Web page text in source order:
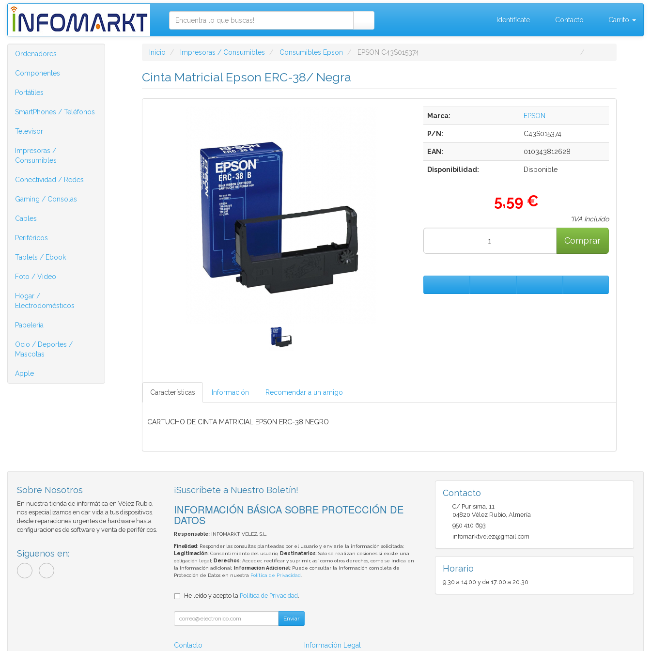
Identifícate Contacto Carrito
Ordenadores
Componentes
Portátiles
SmartPhones / Teléfonos
Televisor
Impresoras /
Consumibles
Conectividad / Redes
Gaming / Consolas
Cables
Periféricos
Tablets / Ebook
Foto / Video
Hogar /
Electrodomésticos
Papelería
Ocio / Deportes /
Mascotas
Apple
Inicio Impresoras / Consumibles Consumibles Epson EPSON C43S015374
Cinta Matricial Epson ERC-38/ Negra
Marca: EPSON
P/N: C43S015374
EAN: 010343812628
Disponibilidad: Disponible
5,59 €
*IVA Incluido
Comprar
Características Información Recomendar a un amigo
CARTUCHO DE CINTA MATRICIAL EPSON ERC-38 NEGRO
Sobre Nosotros
En nuestra tienda de informática en Vélez Rubio,
nos especializamos en dar vida a tus dispositivos.
desde reparaciones urgentes de hardware hasta
configuraciones de software y venta de periféricos.
Síguenos en:
¡Suscríbete a Nuestro Boletín!
INFORMACIÓN BÁSICA SOBRE PROTECCIÓN DE
DATOS
Responsable: INFOMARKT VELEZ, S.L.
Finalidad: Responder las consultas planteadas por el usuario y enviarle la información solicitada;
Legitimación: Consentimiento del usuario; Destinatarios: Solo se realizan cesiones si existe una
obligación legal; Derechos: Acceder, rectificar y suprimir, así como otros derechos, como se indica en
la información adicional;
Información Adicional: Puede consultar la información completa de
Protección de Datos en nuestra Política de Privacidad.
He leído y acepto la Política de Privacidad.
Enviar
Contacto Información Legal
Contacto
C/ Purisima, 11
04820 Vélez Rubio, Almería
950 410 693
infomarktvelez@gmail.com
Horario
9:30 a 14:00 y de 17:00 a 20:30